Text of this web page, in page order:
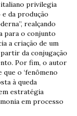
italiano privilegia
da produção
realçando
para o conjunto
a criação de um
da conjugação
Por fim, o autor
que o ‘fenômeno
à queda
estratégia
em processo